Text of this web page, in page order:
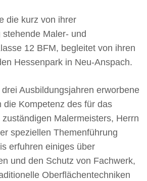
die kurz von ihrer
Maler- und
12 BFM, begleitet von ihren
Hessenpark in Neu-Anspach.
Ausbildungsjahren erworbene
die Kompetenz des für das
Malermeisters, Herrn
speziellen Themenführung
erfuhren einiges über
und den Schutz von Fachwerk,
Oberflächentechniken